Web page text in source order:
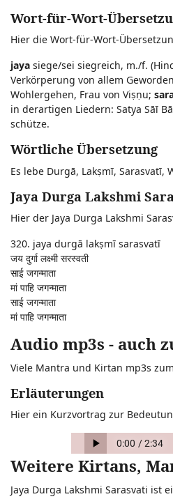
Wort-für-Wort-
Hier die Wort-für-Wort-
jaya siege/sei siegreich, m./f.
Verkörperung von allem
Wohlergehen, Frau von Viṣṇu;
in derartigen Liedern: Satya Sāī
schütze.
Wörtliche Übersetzung
Es lebe Durgā, Lakṣmī,
Jaya Durga Lakshmi
Hier der Jaya Durga Lakshmi
320. jaya durgā lakṣmī sarasvatī
जय दुर्गा लक्ष्मी सरस्वती
साई जगन्माता
मां पाहि जगन्माता
साई जगन्माता
मां पाहि जगन्माता
Audio mp3s - auch
Viele Mantra und Kirtan mp3s
Erläuterungen
Hier ein Kurzvortrag zur
Weitere Kirtans,
Jaya Durga Lakshmi Sarasvati